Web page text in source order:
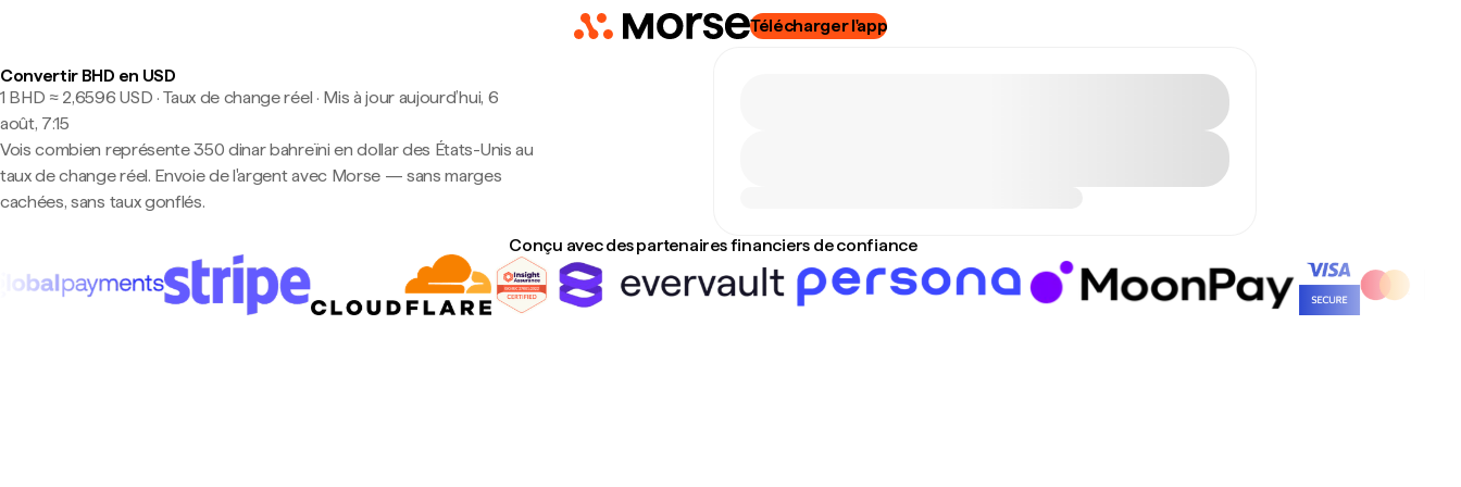
Télécharger l'app
Convertir BHD en USD
1 BHD ≈ 2,6596 USD · Taux de change réel · Mis à jour aujourd’hui, 6
août, 7:15
Vois combien représente 350 dinar bahreïni en dollar des États-Unis au
taux de change réel. Envoie de l'argent avec Morse — sans marges
cachées, sans taux gonflés.
Conçu avec des partenaires financiers de confiance